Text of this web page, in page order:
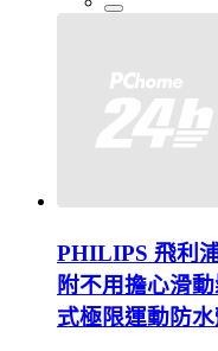
PHILIPS 飛利
附不用擔心滑
式極限運動防